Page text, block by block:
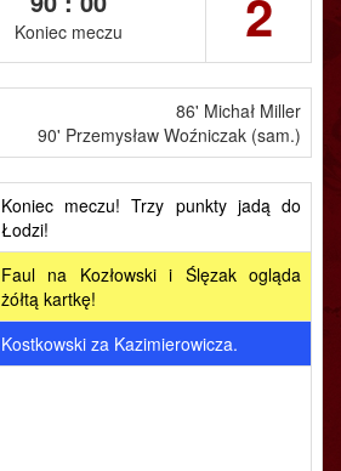
Koniec meczu 2
86' Michał Miller
90' Przemysław Woźniczak (sam.)
Koniec meczu! Trzy punkty jadą do
Łodzi!
Faul na Kozłowski i Ślęzak ogląda
żółtą kartkę!
Kostkowski za Kazimierowicza.